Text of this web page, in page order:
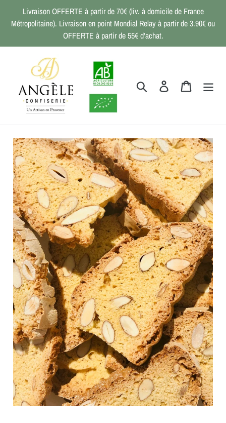
contenu
Livraison OFFERTE à partir de 70€ (liv. à domicile de France
Métropolitaine). Livraison en point Mondial Relay à partir de 3.90€ ou
OFFERTE à partir de 55€ d'achat.
RechercherSe connecter
Panier